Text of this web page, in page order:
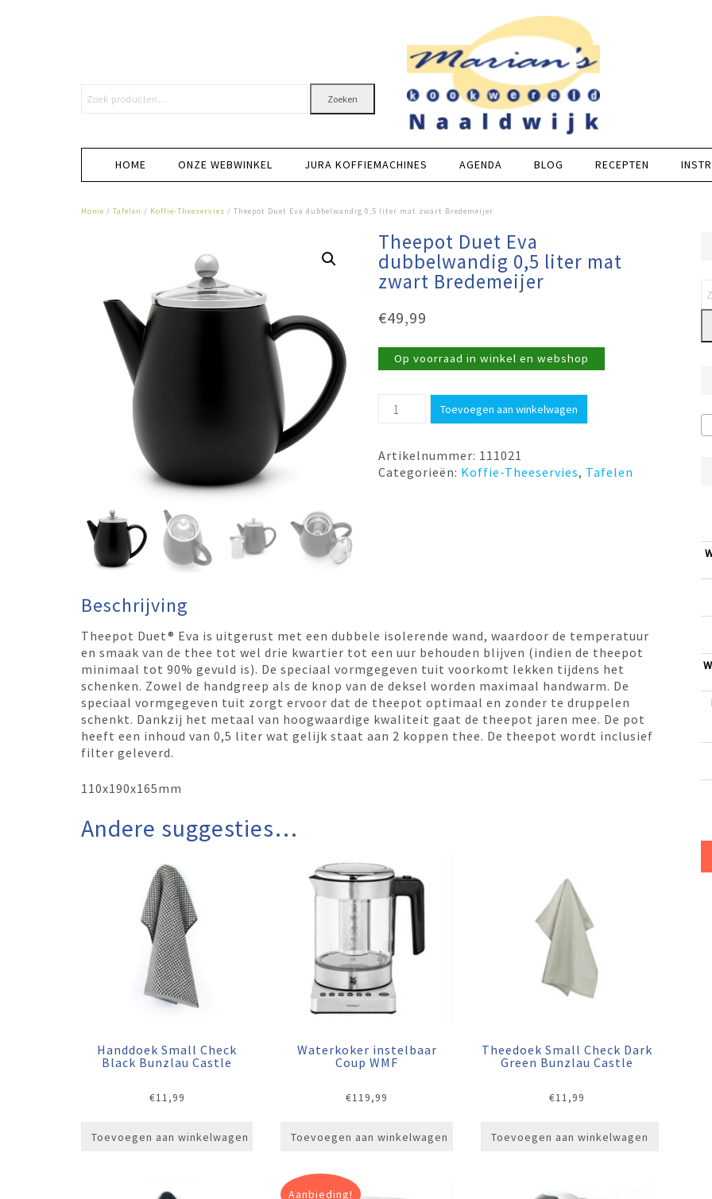
Zoeken
HOME ONZE WEBWINKEL JURA KOFFIEMACHINES AGENDA BLOG RECEPTEN
Home / Tafelen / Koffie-Theeservies / Theepot Duet Eva dubbelwandig 0,5 liter mat zwart Bredemeijer
Theepot Duet Eva
dubbelwandig 0,5 liter mat
zwart Bredemeijer
€49,99
Op voorraad in winkel en webshop
Theepot
Duet
dubbelwandig
0,5
Toevoegen aan winkelwagen
Artikelnummer: 111021
Categorieën: Koffie-Theeservies, Tafelen
Beschrijving
Theepot Duet® Eva is uitgerust met een dubbele isolerende wand, waardoor de temperatuur
en smaak van de thee tot wel drie kwartier tot een uur behouden blijven (indien de theepot
minimaal tot 90% gevuld is). De speciaal vormgegeven tuit voorkomt lekken tijdens het
schenken. Zowel de handgreep als de knop van de deksel worden maximaal handwarm. De
speciaal vormgegeven tuit zorgt ervoor dat de theepot optimaal en zonder te druppelen
schenkt. Dankzij het metaal van hoogwaardige kwaliteit gaat de theepot jaren mee. De pot
heeft een inhoud van 0,5 liter wat gelijk staat aan 2 koppen thee. De theepot wordt inclusief
filter geleverd.
110x190x165mm
Andere suggesties…
Handdoek Small Check
Black Bunzlau Castle
€11,99
Toevoegen aan winkelwagen
Waterkoker instelbaar
Coup WMF
€119,99
Toevoegen aan winkelwagen
Theedoek Small Check Dark
Green Bunzlau Castle
€11,99
Toevoegen aan winkelwagen
Aanbieding!